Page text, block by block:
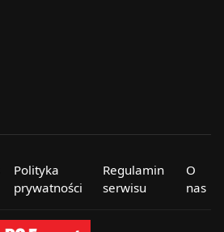
Polityka
prywatności
Regulamin
serwisu
O
nas